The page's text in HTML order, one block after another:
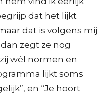
dat het lijkt
dat is volgens mij
zegt ze nog
wél normen en
lijkt soms
en “Je hoort